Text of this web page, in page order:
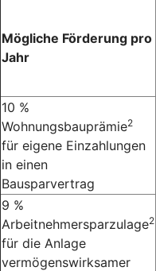
Mögliche Förderung pro
Jahr
10 %
Wohnungsbauprämie2
für eigene Einzahlungen
in einen
Bausparvertrag
9 %
Arbeitnehmersparzulage2
für die Anlage
vermögenswirksamer